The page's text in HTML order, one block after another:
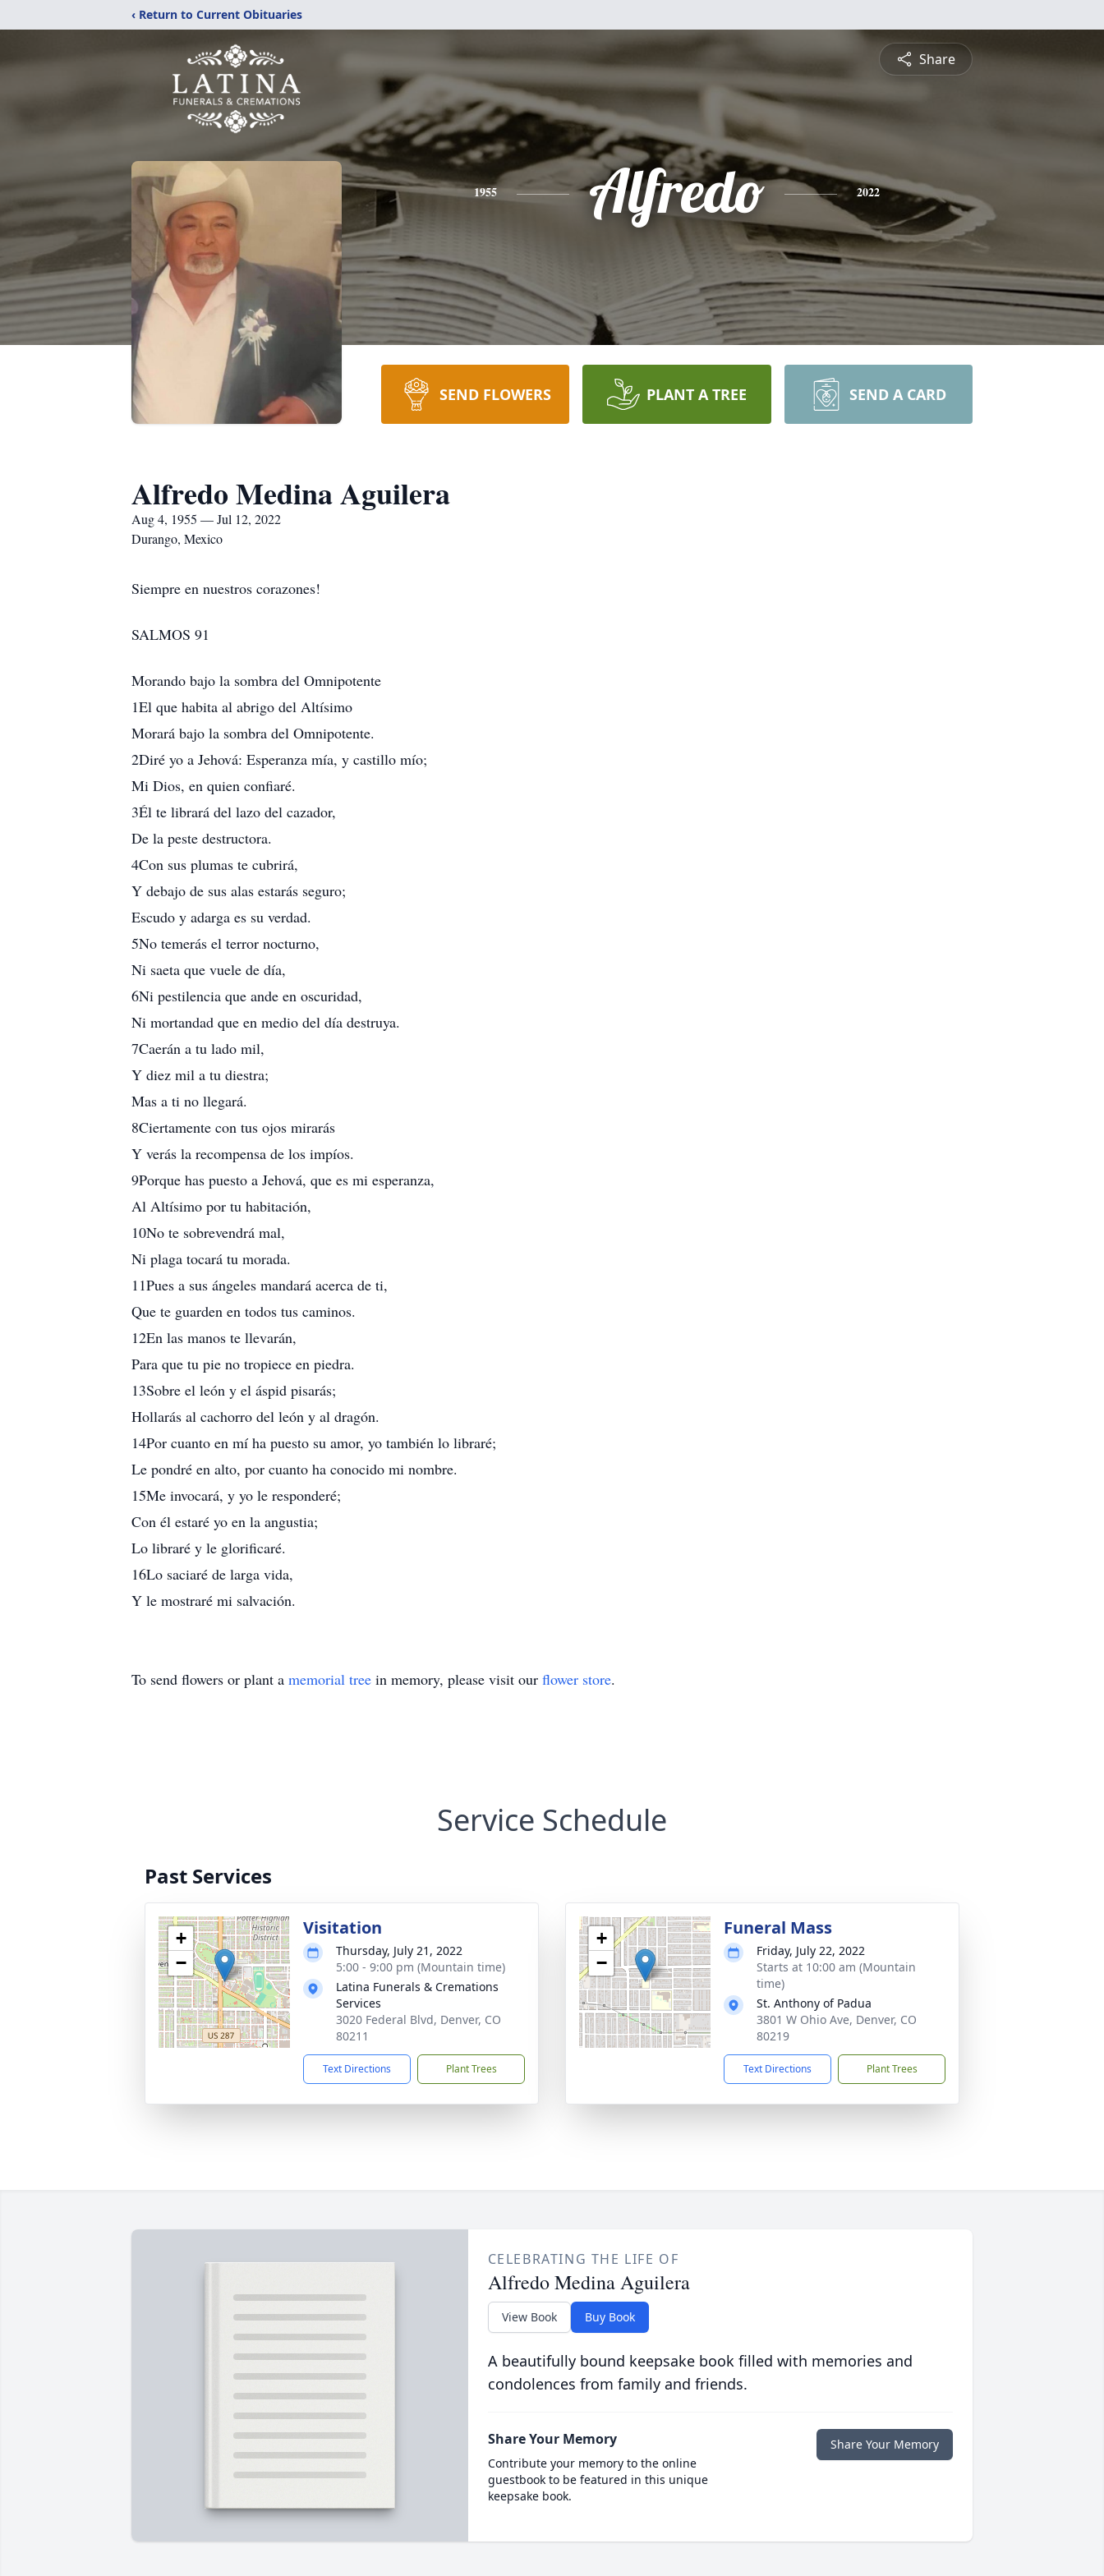
‹ Return to Current Obituaries
Share
1955 Alfredo 2022
SEND FLOWERS PLANT A TREE SEND A CARD
Alfredo Medina Aguilera
Aug 4, 1955 — Jul 12, 2022
Durango, Mexico
Siempre en nuestros corazones!
SALMOS 91
Morando bajo la sombra del Omnipotente
1El que habita al abrigo del Altísimo
Morará bajo la sombra del Omnipotente.
2Diré yo a Jehová: Esperanza mía, y castillo mío;
Mi Dios, en quien confiaré.
3Él te librará del lazo del cazador,
De la peste destructora.
4Con sus plumas te cubrirá,
Y debajo de sus alas estarás seguro;
Escudo y adarga es su verdad.
5No temerás el terror nocturno,
Ni saeta que vuele de día,
6Ni pestilencia que ande en oscuridad,
Ni mortandad que en medio del día destruya.
7Caerán a tu lado mil,
Y diez mil a tu diestra;
Mas a ti no llegará.
8Ciertamente con tus ojos mirarás
Y verás la recompensa de los impíos.
9Porque has puesto a Jehová, que es mi esperanza,
Al Altísimo por tu habitación,
10No te sobrevendrá mal,
Ni plaga tocará tu morada.
11Pues a sus ángeles mandará acerca de ti,
Que te guarden en todos tus caminos.
12En las manos te llevarán,
Para que tu pie no tropiece en piedra.
13Sobre el león y el áspid pisarás;
Hollarás al cachorro del león y al dragón.
14Por cuanto en mí ha puesto su amor, yo también lo libraré;
Le pondré en alto, por cuanto ha conocido mi nombre.
15Me invocará, y yo le responderé;
Con él estaré yo en la angustia;
Lo libraré y le glorificaré.
16Lo saciaré de larga vida,
Y le mostraré mi salvación.
To send flowers or plant a memorial tree in memory, please visit our flower store.
Service Schedule
Past Services
+
−
Visitation
Thursday, July 21, 2022
5:00 - 9:00 pm (Mountain time)
Latina Funerals & Cremations
Services
3020 Federal Blvd, Denver, CO
80211
Text Directions Plant Trees
+
−
Funeral Mass
Friday, July 22, 2022
Starts at 10:00 am (Mountain
time)
St. Anthony of Padua
3801 W Ohio Ave, Denver, CO
80219
Text Directions Plant Trees
CELEBRATING THE LIFE OF
Alfredo Medina Aguilera
View Book Buy Book
A beautifully bound keepsake book filled with memories and
condolences from family and friends.
Share Your Memory
Contribute your memory to the online
guestbook to be featured in this unique
keepsake book.
Share Your Memory